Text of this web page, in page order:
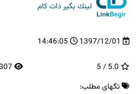
لینك بگیر دات كام
1397/12/01
14:46:05
تگهای مطلب: